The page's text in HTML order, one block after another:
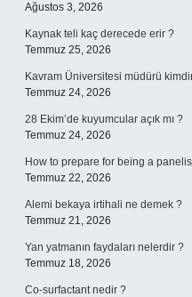
Ağustos 3, 2026
Kaynak teli kaç derecede erir ?
Temmuz 25, 2026
Kavram Üniversitesi müdürü
Temmuz 24, 2026
28 Ekim’de kuyumcular açık mı ?
Temmuz 24, 2026
How to prepare for being a
Temmuz 22, 2026
Alemi bekaya irtihali ne demek ?
Temmuz 21, 2026
Yan yatmanın faydaları nelerdir ?
Temmuz 18, 2026
Co-surfactant nedir ?